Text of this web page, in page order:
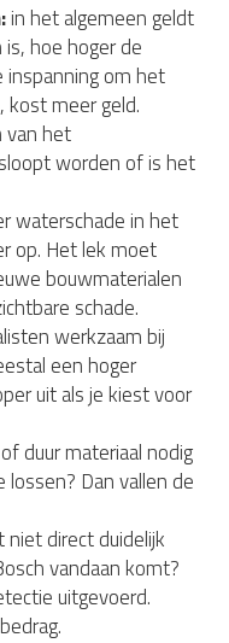
in het algemeen geldt
hoe hoger de
inspanning om het
meer geld.
van het
worden of is het
waterschade in het
op. Het lek moet
bouwmaterialen
schade.
werkzaam bij
een hoger
uit als je kiest voor
duur materiaal nodig
Dan vallen de
niet direct duidelijk
vandaan komt?
uitgevoerd.